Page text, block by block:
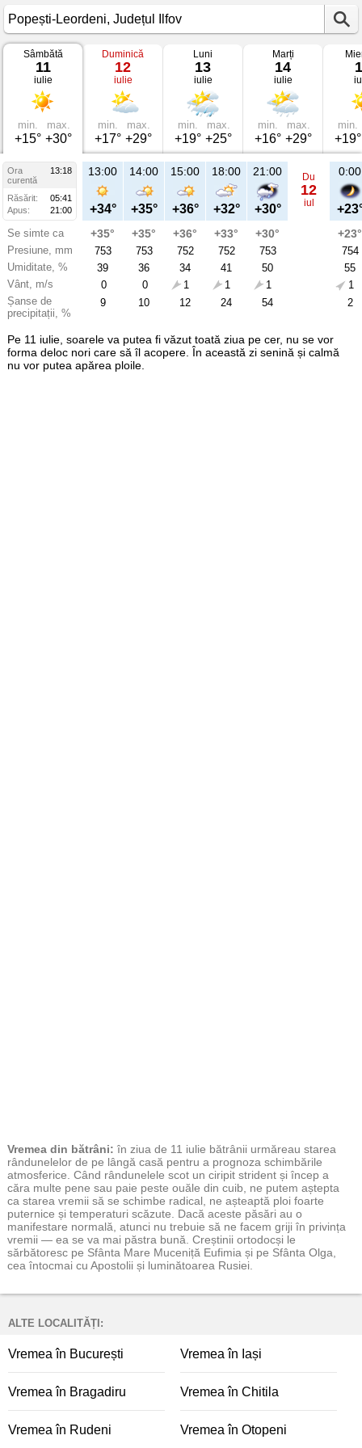
Vremea
Popești-
Leordeni
iulie
2026
Județul
Sâmbătă
11
iulie
min.
+15°
max.
+30°
Duminică
12
iulie
min.
+17°
max.
+29°
Luni
13
iulie
min.
+19°
max.
+25°
Marți
14
iulie
min.
+16°
max.
+29°
min.
+19°
Ora
13:18
curentă
Răsărit:
05:41
Apus:
21:00
Se simte ca
Presiune, mm
Umiditate, %
Vânt, m/s
Șanse de
precipitații, %
13:00
+34°
+35°
753
39
0
9
14:00
+35°
+35°
753
36
0
10
15:00
+36°
+36°
752
34
1
12
18:00
+32°
+33°
752
41
1
24
21:00
+30°
+30°
753
50
1
54
Du
12
iul
0:00
+23°
754
55
1
2
Pe 11 iulie, soarele va putea fi văzut toată ziua pe cer, nu se vor
forma deloc nori care să îl acopere. În această zi senină și calmă
nu vor putea apărea ploile.
Vremea din bătrâni: în ziua de 11 iulie bătrânii urmăreau starea
rândunelelor de pe lângă casă pentru a prognoza schimbările
atmosferice. Când rândunelele scot un ciripit strident și încep a
căra multe pene sau paie peste ouăle din cuib, ne putem aștepta
ca starea vremii să se schimbe radical, ne așteaptă ploi foarte
puternice și temperaturi scăzute. Dacă aceste păsări au o
manifestare normală, atunci nu trebuie să ne facem griji în privința
vremii — ea se va mai păstra bună. Creștinii ortodocși le
sărbătoresc pe Sfânta Mare Muceniță Eufimia și pe Sfânta Olga,
cea întocmai cu Apostolii și luminătoarea Rusiei.
ALTE LOCALITĂȚI:
Vremea în București Vremea în Iași
Vremea în Bragadiru Vremea în Chitila
Vremea în Rudeni Vremea în Otopeni